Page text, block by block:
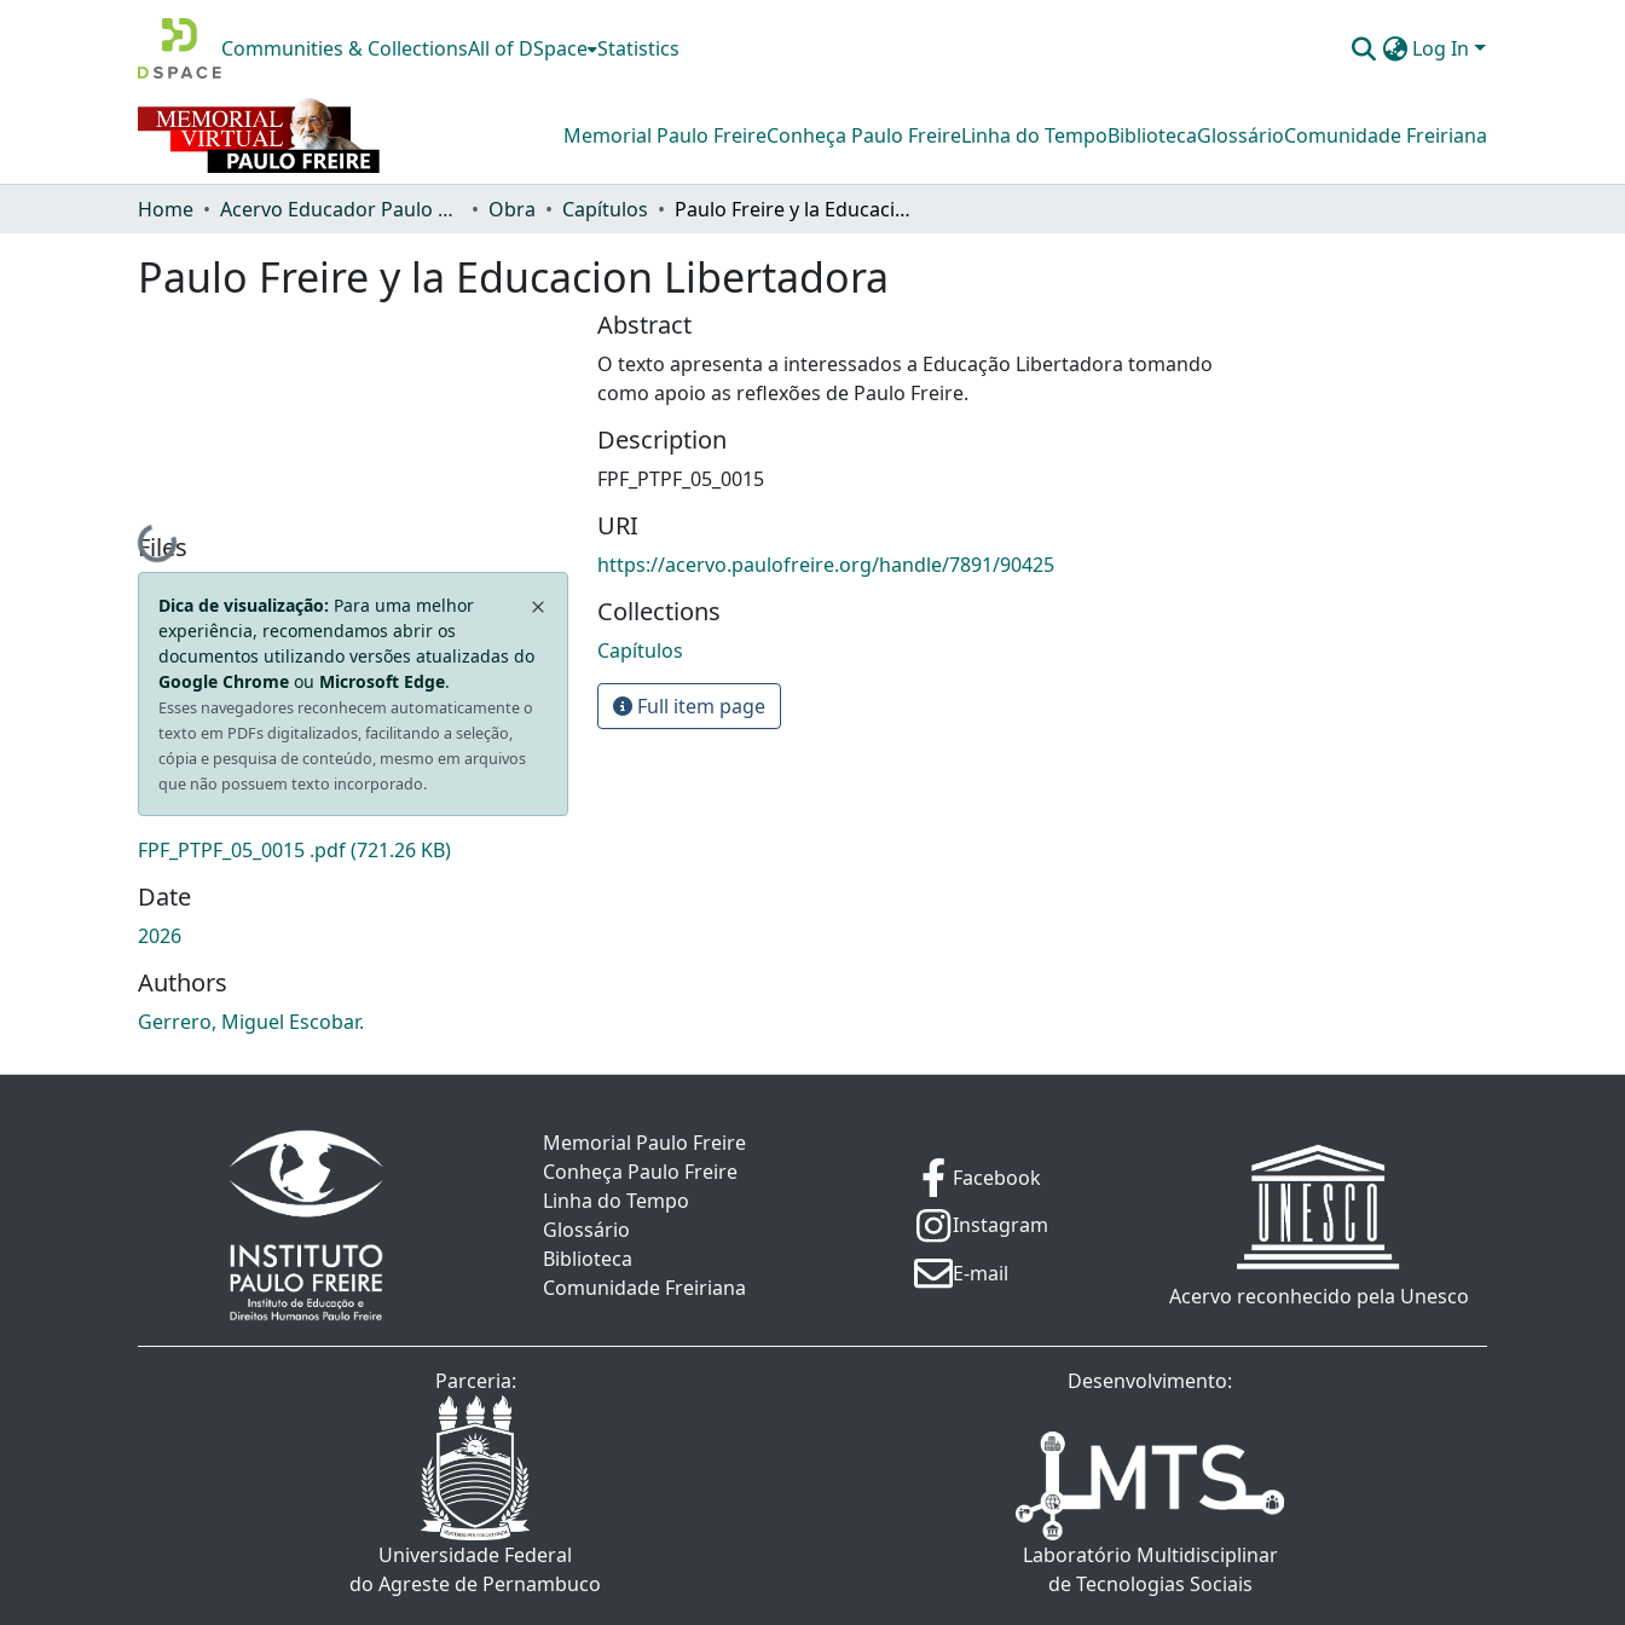
Communities & CollectionsAll of DSpace Statistics Log In
Memorial Paulo FreireConheça Paulo FreireLinha do TempoBibliotecaGlossárioComunidade Freiriana
Home Acervo Educador Paulo Freire Obra Capítulos Paulo Freire y la Educacion Libertadora
Paulo Freire y la Educacion Libertadora
Loading...
Files
Dica de visualização: Para uma melhor
experiência, recomendamos abrir os
documentos utilizando versões atualizadas do
Google Chrome ou Microsoft Edge.
Esses navegadores reconhecem automaticamente o
texto em PDFs digitalizados, facilitando a seleção,
cópia e pesquisa de conteúdo, mesmo em arquivos
que não possuem texto incorporado.
FPF_PTPF_05_0015 .pdf(721.26 KB)
Date
2026
Authors
Gerrero, Miguel Escobar.
Abstract
O texto apresenta a interessados a Educação Libertadora tomando
como apoio as reflexões de Paulo Freire.
Description
FPF_PTPF_05_0015
URI
https://acervo.paulofreire.org/handle/7891/90425
Collections
Capítulos
Full item page
Memorial Paulo Freire
Conheça Paulo Freire
Linha do Tempo
Glossário
Biblioteca
Comunidade Freiriana
Facebook
Instagram
E-mail
Acervo reconhecido pela Unesco
Parceria:
Universidade Federal
do Agreste de Pernambuco
Desenvolvimento:
Laboratório Multidisciplinar
de Tecnologias Sociais